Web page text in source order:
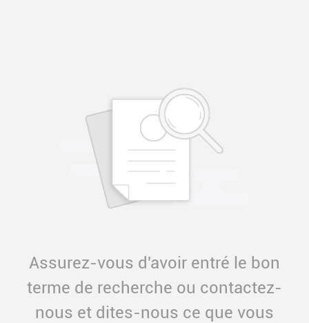
Assurez-vous d'avoir entré le bon
terme de recherche ou contactez-
nous et dites-nous ce que vous